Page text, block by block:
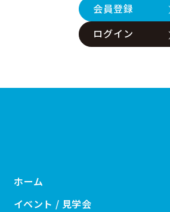
会員登録
ログイン
ホーム
イベント / 見学会